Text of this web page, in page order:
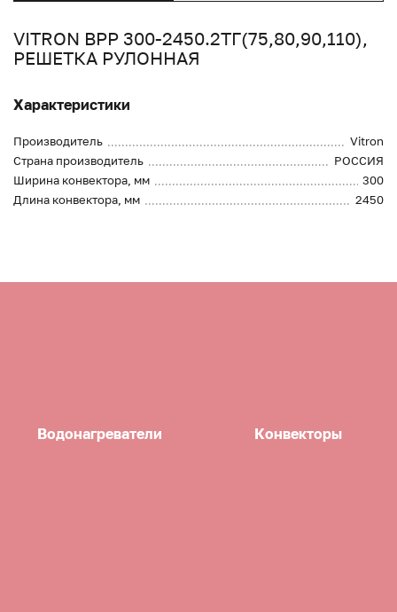
VITRON ВРР 300-2450.2ТГ(75,80,90,110),
РЕШЕТКА РУЛОННАЯ
Характеристики
Производитель
Vitron
Страна производитель
РОССИЯ
Ширина конвектора, мм
300
Длина конвектора, мм
2450
Водонагреватели Конвекторы